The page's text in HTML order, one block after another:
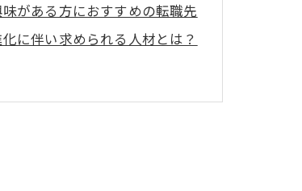
がある方におすすめの転職先
に伴い求められる人材とは？